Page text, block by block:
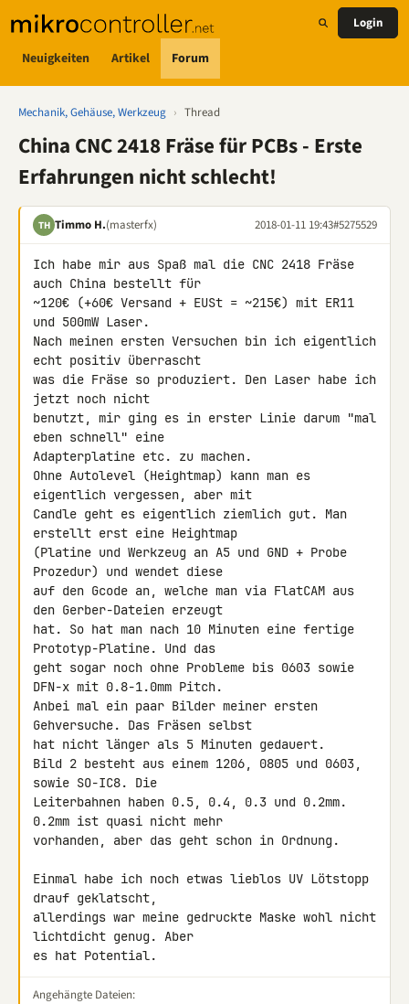
Neuigkeiten Artikel Forum
Login
Mechanik, Gehäuse, Werkzeug › Thread
China CNC 2418 Fräse für PCBs - Erste
Erfahrungen nicht schlecht!
TH Timmo H.(masterfx) 2018-01-11 19:43#5275529
Ich habe mir aus Spaß mal die CNC 2418 Fräse
auch China bestellt für
~120€ (+60€ Versand + EUSt = ~215€) mit ER11
und 500mW Laser.
Nach meinen ersten Versuchen bin ich eigentlich
echt positiv überrascht
was die Fräse so produziert. Den Laser habe ich
jetzt noch nicht
benutzt, mir ging es in erster Linie darum "mal
eben schnell" eine
Adapterplatine etc. zu machen.
Ohne Autolevel (Heightmap) kann man es
eigentlich vergessen, aber mit
Candle geht es eigentlich ziemlich gut. Man
erstellt erst eine Heightmap
(Platine und Werkzeug an A5 und GND + Probe
Prozedur) und wendet diese
auf den Gcode an, welche man via FlatCAM aus
den Gerber-Dateien erzeugt
hat. So hat man nach 10 Minuten eine fertige
Prototyp-Platine. Und das
geht sogar noch ohne Probleme bis 0603 sowie
DFN-x mit 0.8-1.0mm Pitch.
Anbei mal ein paar Bilder meiner ersten
Gehversuche. Das Fräsen selbst
hat nicht länger als 5 Minuten gedauert.
Bild 2 besteht aus einem 1206, 0805 und 0603,
sowie SO-IC8. Die
Leiterbahnen haben 0.5, 0.4, 0.3 und 0.2mm.
0.2mm ist quasi nicht mehr
vorhanden, aber das geht schon in Ordnung.
Einmal habe ich noch etwas lieblos UV Lötstopp
drauf geklatscht,
allerdings war meine gedruckte Maske wohl nicht
lichtdicht genug. Aber
es hat Potential.
Angehängte Dateien: